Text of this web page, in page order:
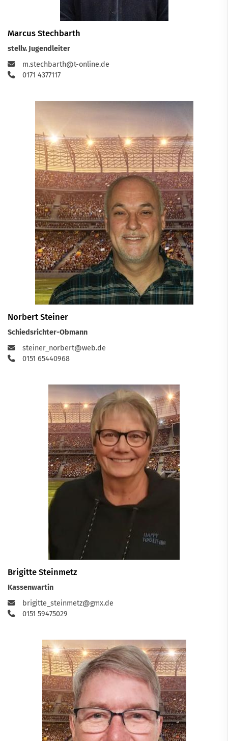
Marcus Stechbarth
stellv. Jugendleiter
m.stechbarth@t-online.de
0171 4377117
Norbert Steiner
Schiedsrichter-Obmann
steiner_norbert@web.de
0151 65440968
Brigitte Steinmetz
Kassenwartin
brigitte_steinmetz@gmx.de
0151 59475029